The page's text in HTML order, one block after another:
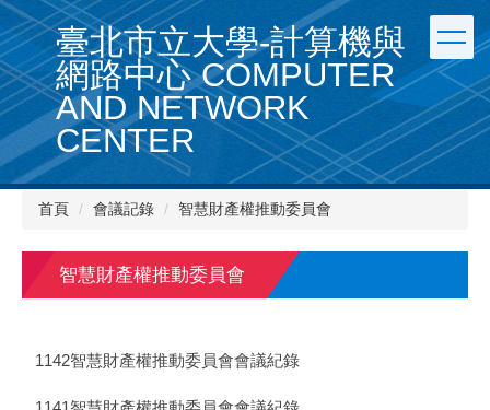
跳
到
主
要
內
容
區
臺北市立大學-計算機與
網路中心 COMPUTER
AND NETWORK
CENTER
首頁 會議記錄 智慧財產權推動委員會
智慧財產權推動委員會
1142智慧財產權推動委員會會議紀錄